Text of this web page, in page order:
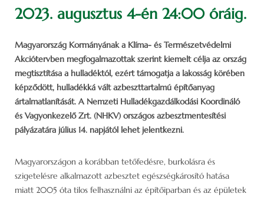
2023. augusztus 4-én 24:00 óráig.
Magyarország Kormányának a Klíma- és Természetvédelmi
Akciótervben megfogalmazottak szerint kiemelt célja az ország
megtisztítása a hulladéktól, ezért támogatja a lakosság körében
képződött, hulladékká vált azbeszttartalmú építőanyag
ártalmatlanítását. A Nemzeti Hulladékgazdálkodási Koordináló
és Vagyonkezelő Zrt. (NHKV) országos azbesztmentesítési
pályázatára július 14. napjától lehet jelentkezni.
Magyarországon a korábban tetőfedésre, burkolásra és
szigetelésre alkalmazott azbesztet egészségkárosító hatása
miatt 2005 óta tilos felhasználni az építőiparban és az épületek